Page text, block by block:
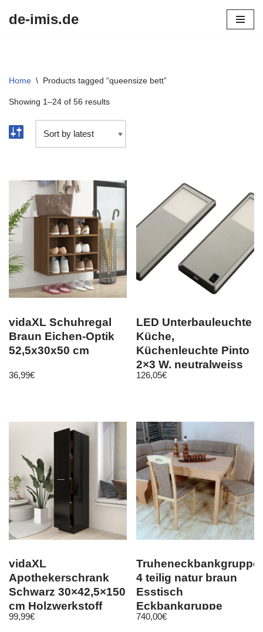
de-imis.de
Home \ Products tagged “queensize bett”
Showing 1–24 of 56 results
vidaXL Schuhregal
Braun Eichen-Optik
52,5x30x50 cm
36,99€
LED Unterbauleuchte
Küche,
Küchenleuchte Pinto
2×3 W, neutralweiss
126,05€
vidaXL
Apothekerschrank
Schwarz 30×42,5×150
cm Holzwerkstoff
99,99€
Truheneckbankgruppe
4 teilig natur braun
Esstisch
Eckbankgruppe
Essgruppe
740,00€